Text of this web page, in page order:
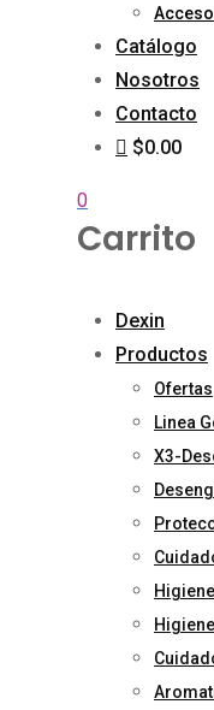
Catálogo
Nosotros
Contacto
$0.00
0
Carrito
Dexin
Productos
Ofertas
Linea
X3-